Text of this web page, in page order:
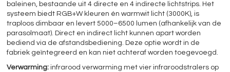
baleinen, bestaande uit 4 directe en 4 indirecte lichtstrips. Het
systeem biedt RGB+W kleuren én warmwit licht (3000K), is
traploos dimbaar en levert 5000–6500 lumen (afhankelijk van de
parasolmaat). Direct en indirect licht kunnen apart worden
bediend via de afstandsbediening. Deze optie wordt in de
fabriek geïntegreerd en kan niet achteraf worden toegevoegd.
Verwarming: infrarood verwarming met vier infraroodstralers op